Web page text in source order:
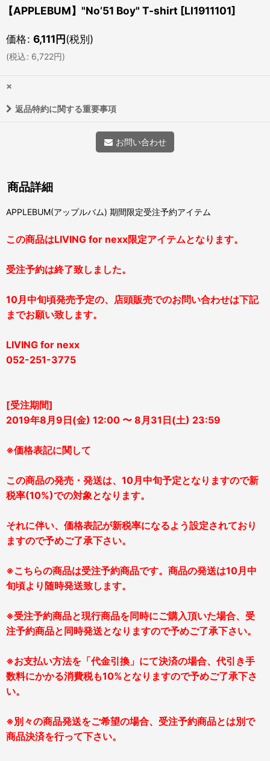
【APPLEBUM】"No’51 Boy" T-shirt [LI1911101]
価格: 6,111円(税別)
(税込: 6,722円)
×
返品特約に関する重要事項
お問い合わせ
商品詳細
APPLEBUM(アップルバム) 期間限定受注予約アイテム
この商品はLIVING for nexx限定アイテムとなります。
受注予約は終了致しました。
10月中旬頃発売予定の、店頭販売でのお問い合わせは下記
までお願い致します。
LIVING for nexx
052-251-3775
[受注期間]
2019年8月9日(金) 12:00 〜 8月31日(土) 23:59
※価格表記に関して
この商品の発売・発送は、10月中旬予定となりますので新
税率(10%)での対象となります。
それに伴い、価格表記が新税率になるよう設定されており
ますので予めご了承下さい。
※こちらの商品は受注予約商品です。商品の発送は10月中
旬頃より随時発送致します。
※受注予約商品と現行商品を同時にご購入頂いた場合、受
注予約商品と同時発送となりますので予めご了承下さい。
※お支払い方法を「代金引換」にて決済の場合、代引き手
数料にかかる消費税も10%となりますので予めご了承下さ
い。
※別々の商品発送をご希望の場合、受注予約商品とは別で
商品決済を行って下さい。